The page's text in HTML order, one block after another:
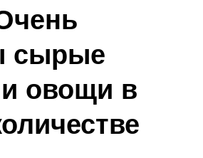
сырые
овощи в